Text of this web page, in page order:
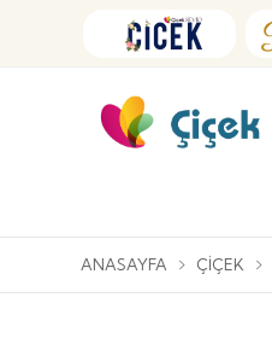
ANASAYFA ÇIÇEK